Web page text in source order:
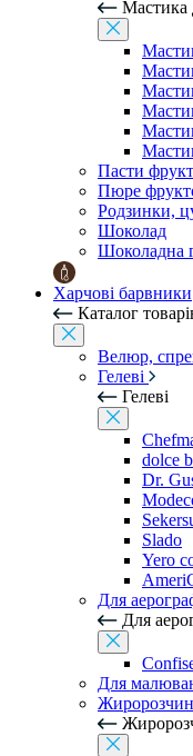
Мастика
Пасти
Пюре
Родзинки,
Шоколад
Шоколадна
Харчові барвники
Каталог
Велюр,
Гелеві
Гелеві
dolce
Dr.
Slado
Yero
Для
Для
Для